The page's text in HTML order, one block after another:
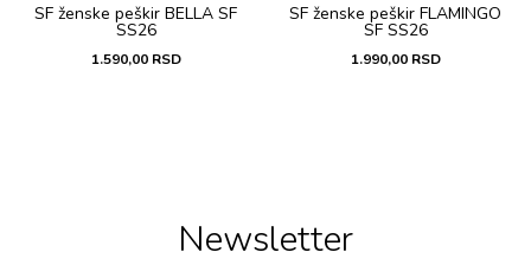
SF ženske peškir BELLA SF
SS26
1.590,00 RSD
SF ženske peškir FLAMINGO
SF SS26
1.990,00 RSD
Newsletter